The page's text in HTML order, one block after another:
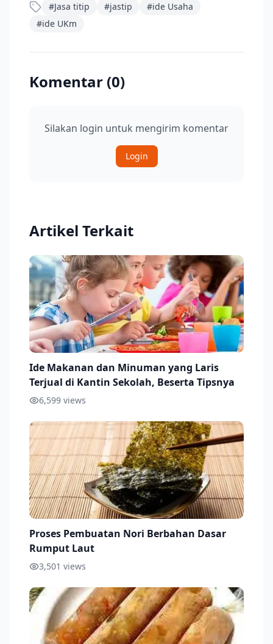
#Jasa titip #jastip #ide Usaha
#ide UKm
Komentar (0)
Silakan login untuk mengirim komentar
Login
Artikel Terkait
Ide Makanan dan Minuman yang Laris
Terjual di Kantin Sekolah, Beserta Tipsnya
6,599 views
Proses Pembuatan Nori Berbahan Dasar
Rumput Laut
3,501 views